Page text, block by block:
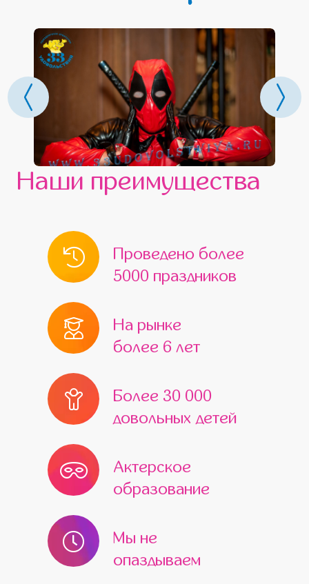
Наши преимущества
Проведено более
5000 праздников
На рынке
более 6 лет
Более 30 000
довольных детей
Актерское
образование
Мы не
опаздываем